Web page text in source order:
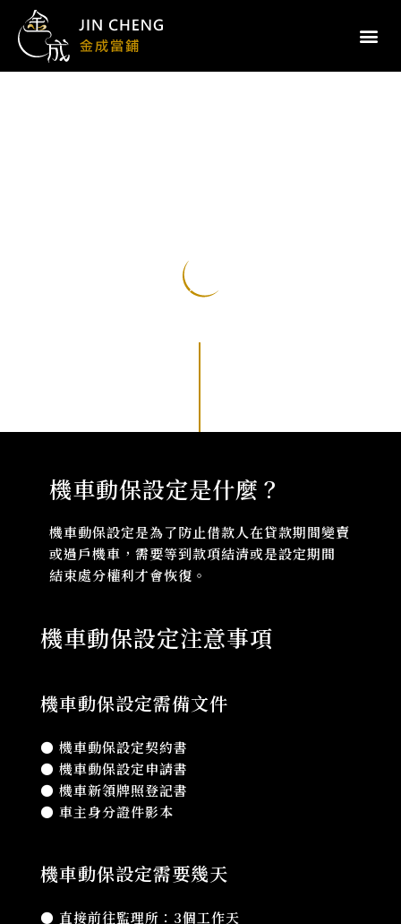
定
機車動保設定是什麼？
機車動保設定是為了防止借款人在貸款期間變賣
或過戶機車，需要等到款項結清或是設定期間
結束處分權利才會恢復。
機車動保設定注意事項
機車動保設定需備文件
● 機車動保設定契約書
● 機車動保設定申請書
● 機車新領牌照登記書
● 車主身分證件影本
機車動保設定需要幾天
● 直接前往監理所：3個工作天